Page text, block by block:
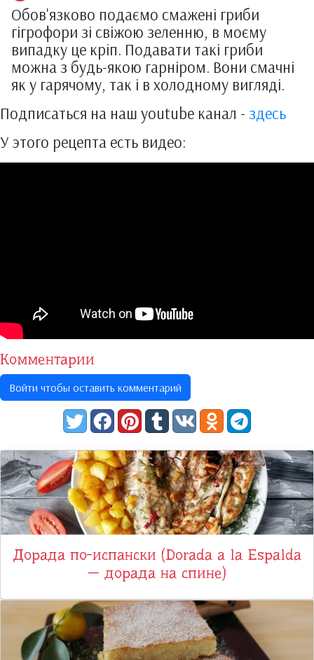
Обов'язково подаємо смажені гриби
гігрофори зі свіжою зеленню, в моєму
випадку це кріп. Подавати такі гриби
можна з будь-якою гарніром. Вони смачні
як у гарячому, так і в холодному вигляді.
Подписаться на наш youtube канал - здесь
У этого рецепта есть видео:
Комментарии
Войти чтобы оставить комментарий
Дорада по-испански (Dorada a la Espalda
— дорада на спине)